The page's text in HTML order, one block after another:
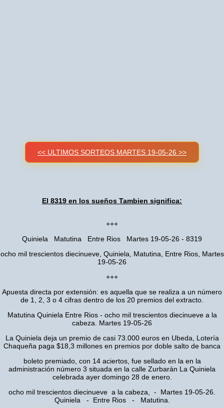
<< ULTIMOS SORTEOS MARTES 19-05-26 >>
El 8319 en los sueños Tambien significa:
+++
Quiniela Matutina Entre Rios Martes 19-05-26 - 8319
ocho mil trescientos diecinueve, Quiniela, Matutina, Entre Rios, Martes
19-05-26
+++
Apuesta directa por extensión: es aquella que se realiza a un número
de 1, 2, 3 o 4 cifras dentro de los 20 premios del extracto.
Matutina Quiniela Entre Rios - ocho mil trescientos diecinueve a la
cabeza. Martes 19-05-26
La Quiniela deja un premio de casi 73.000 euros en Ubeda, Lotería
Chaqueña paga $18,3 millones en premios por doble salto de banca
boleto premiado, con 14 aciertos, fue sellado en la en la
administración número 3 situada en la calle Zurbarán La Quiniela
celebrada ayer domingo 28 de enero.
ocho mil trescientos diecinueve a la cabeza, - Martes 19-05-26.
Quiniela - Entre Rios - Matutina.